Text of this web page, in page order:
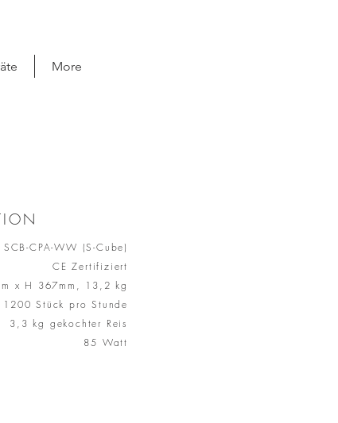
More
SCB-CPA-WW (S-Cube)
CE Zertifiziert
x H 367mm, 13,2 kg
1200 Stück pro Stunde
3,3 kg gekochter Reis
85 Watt